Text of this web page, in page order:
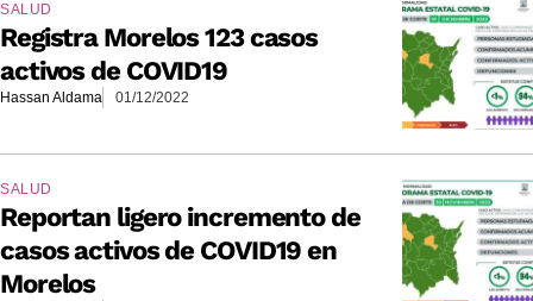
SALUD
Registra Morelos 123 casos
activos de COVID19
Hassan Aldama 01/12/2022
SALUD
Reportan ligero incremento de
casos activos de COVID19 en
Morelos